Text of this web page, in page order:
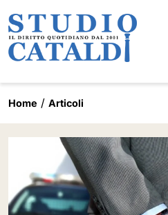
Home Articoli